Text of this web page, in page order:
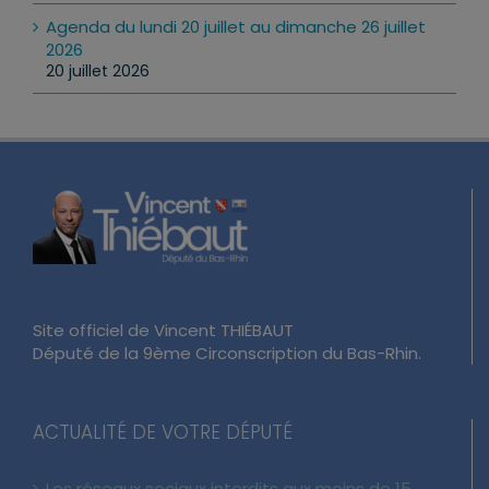
Agenda du lundi 20 juillet au dimanche 26 juillet
2026
20 juillet 2026
Site officiel de Vincent THIÉBAUT
Député de la 9ème Circonscription du Bas-Rhin.
ACTUALITÉ DE VOTRE DÉPUTÉ